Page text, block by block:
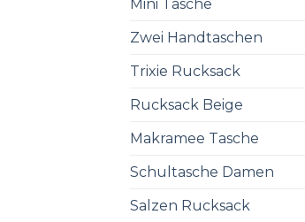
Mini Tasche
Zwei Handtaschen
Trixie Rucksack
Rucksack Beige
Makramee Tasche
Schultasche Damen
Salzen Rucksack